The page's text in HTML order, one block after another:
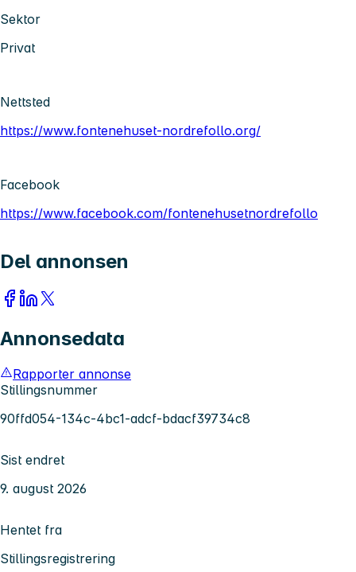
Sektor
Privat
Nettsted
https://www.fontenehuset-nordrefollo.org/
Facebook
https://www.facebook.com/fontenehusetnordrefollo
Del annonsen
Annonsedata
Rapporter annonse
Stillingsnummer
90ffd054-134c-4bc1-adcf-bdacf39734c8
Sist endret
9. august 2026
Hentet fra
Stillingsregistrering